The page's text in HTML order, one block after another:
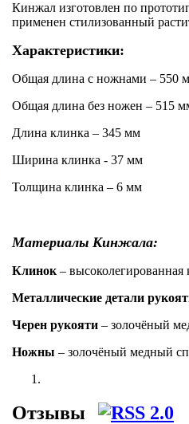
Кинжал изготовлен по
применен стилизованный
Характеристики:
Общая длина с ножнами – 550
Общая длина без ножен – 515
Длина клинка – 345 мм
Ширина клинка - 37 мм
Толщина клинка – 6 мм
Материалы Кинжала:
Клинок –
Металлические детали
Черен рукояти – золочёный
Ножны – золочёный медный
Отзывы